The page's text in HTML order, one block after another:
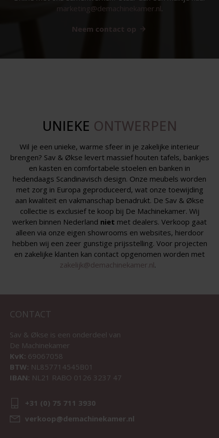
marketing@demachinekamer.nl.
Neem contact op
UNIEKE ONTWERPEN
Wil je een unieke, warme sfeer in je zakelijke interieur
brengen? Sav & Økse levert massief houten tafels, bankjes
en kasten en comfortabele stoelen en banken in
hedendaags Scandinavisch design. Onze meubels worden
met zorg in Europa geproduceerd, wat onze toewijding
aan kwaliteit en vakmanschap benadrukt. De Sav & Økse
collectie is exclusief te koop bij De Machinekamer. Wij
werken binnen Nederland niet met dealers. Verkoop gaat
alleen via onze eigen showrooms en websites, hierdoor
hebben wij een zeer gunstige prijsstelling. Voor projecten
en zakelijke klanten kan contact opgenomen worden met
zakelijk@demachinekamer.nl.
CONTACT
Sav & Økse is een onderdeel van
De Machinekamer
KvK: 69067058
BTW: NL857714545B01
IBAN: NL21 RABO 0126 3237 47
+31 (0) 75 711 3930
verkoop@demachinekamer.nl